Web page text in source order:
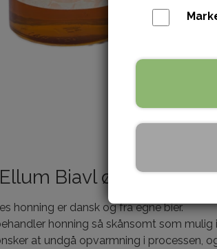
Biavl ønsker vi at
honning er dansk og fra egne bier.
honning så skånsomt som
at undgå opvarmning i processen,